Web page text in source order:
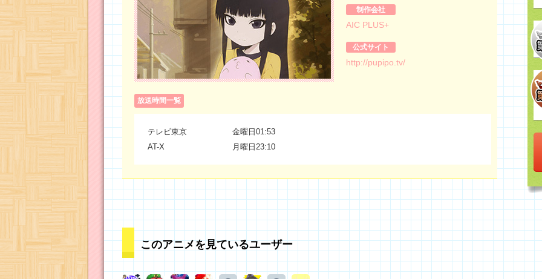
制作会社
AIC PLUS+
公式サイト
http://pupipo.tv/
放送時間一覧
テレビ東京
金曜日01:53
AT-X
月曜日23:10
このアニメを見ているユーザー